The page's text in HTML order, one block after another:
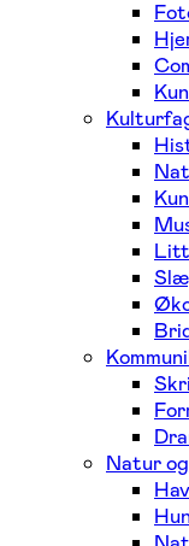
Natur